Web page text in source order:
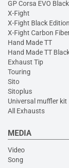
GP Corsa EVO
X-Fight
X-Fight Black Edition
X-Fight Carbon
Hand Made TT
Hand Made TT
Exhaust Tip
Touring
Sito
Sitoplus
Universal muffler kit
All Exhausts
MEDIA
Video
Song